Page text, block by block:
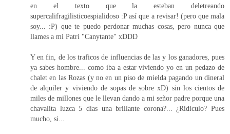
en el texto que la esteban deletreando
supercalifragilisticoespialidoso :P así que a revisar! (pero que mala
soy... :P) que te puedo perdonar muchas cosas, pero nunca que
llames a mi Patri "Canytante" xDDD
Y en fin, de los traficos de influencias de las y los ganadores, pues
ya sabes hombre... como iba a estar viviendo yo en un pedazo de
chalet en las Rozas (y no en un piso de mielda pagando un dineral
de alquiler y viviendo de sopas de sobre xD) sin los cientos de
miles de millones que le llevan dando a mi señor padre porque una
chavalita luzca 5 días una brillante corona?... ¿Ridiculo? Pues
mucho, si...